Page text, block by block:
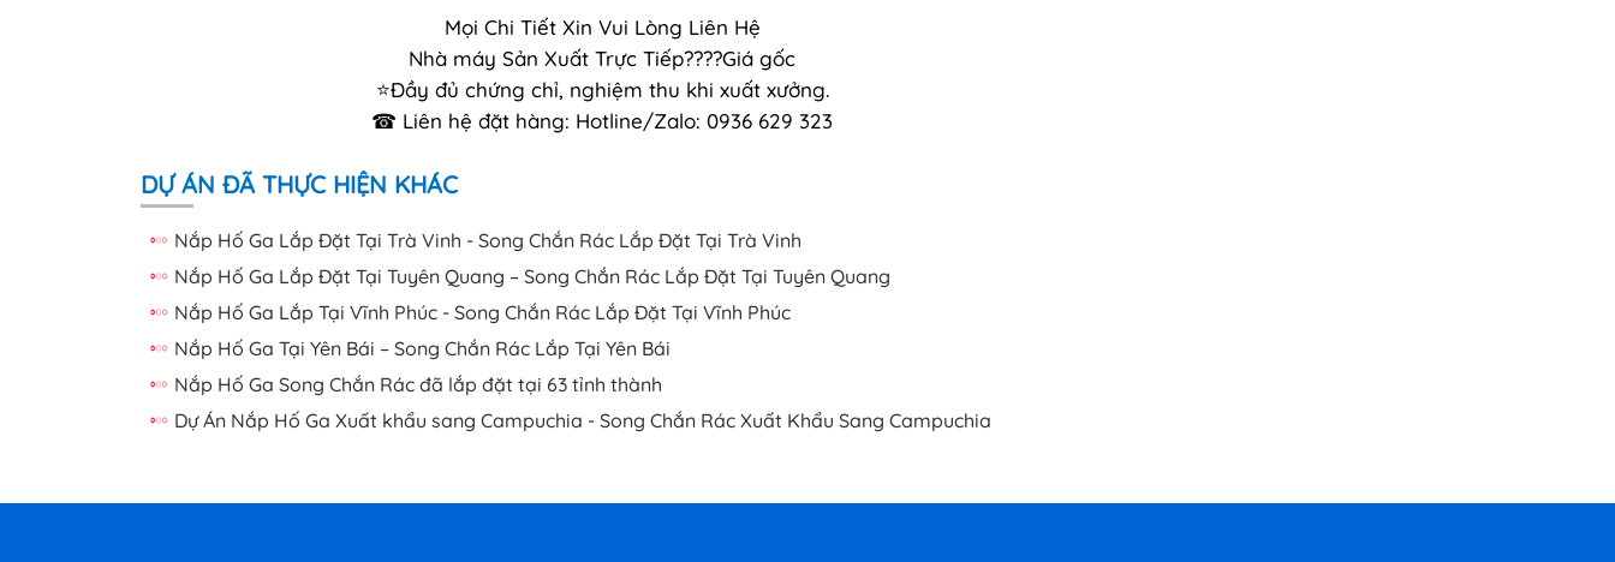
Mọi Chi Tiết Xin Vui Lòng Liên Hệ
Nhà máy Sản Xuất Trực Tiếp????Giá gốc
⭐Đầy đủ chứng chỉ, nghiệm thu khi xuất xưởng.
☎ Liên hệ đặt hàng: Hotline/Zalo: 0936 629 323
DỰ ÁN ĐÃ THỰC HIỆN KHÁC
Nắp Hố Ga Lắp Đặt Tại Trà Vinh - Song Chắn Rác Lắp Đặt Tại Trà Vinh
Nắp Hố Ga Lắp Đặt Tại Tuyên Quang – Song Chắn Rác Lắp Đặt Tại Tuyên Quang
Nắp Hố Ga Lắp Tại Vĩnh Phúc - Song Chắn Rác Lắp Đặt Tại Vĩnh Phúc
Nắp Hố Ga Tại Yên Bái – Song Chắn Rác Lắp Tại Yên Bái
Nắp Hố Ga Song Chắn Rác đã lắp đặt tại 63 tỉnh thành
Dự Án Nắp Hố Ga Xuất khẩu sang Campuchia - Song Chắn Rác Xuất Khẩu Sang Campuchia